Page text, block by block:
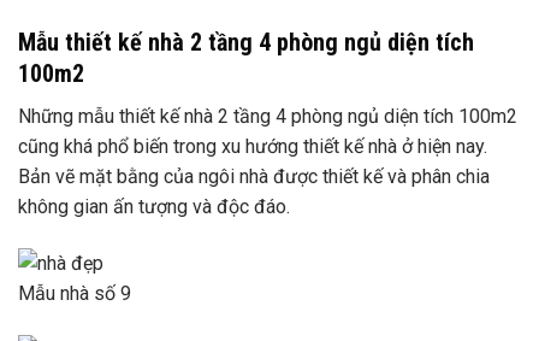
Mẫu thiết kế nhà 2 tầng 4 phòng ngủ diện tích
100m2
Những mẫu thiết kế nhà 2 tầng 4 phòng ngủ diện tích 100m2
cũng khá phổ biến trong xu hướng thiết kế nhà ở hiện nay.
Bản vẽ mặt bằng của ngôi nhà được thiết kế và phân chia
không gian ấn tượng và độc đáo.
Mẫu nhà số 9